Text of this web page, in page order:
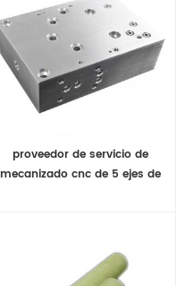
proveedor de servicio de
mecanizado cnc de 5 ejes de